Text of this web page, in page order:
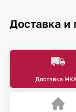
Доставка и
Доставка